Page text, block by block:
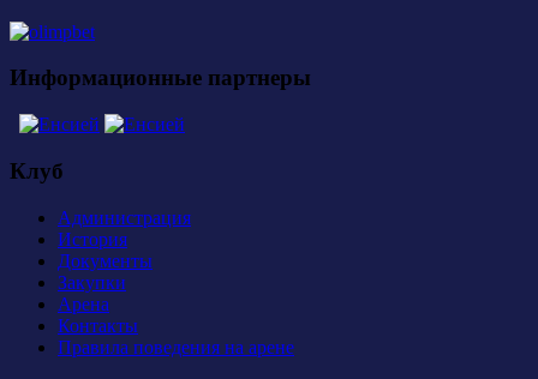
Информационные партнеры
Клуб
Администрация
История
Документы
Закупки
Арена
Контакты
Правила поведения на арене